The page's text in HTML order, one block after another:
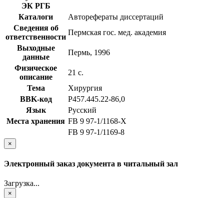
ЭК РГБ
Каталоги
Авторефераты диссертаций
Сведения об
ответственности
Пермская гос. мед. академия
Выходные
данные
Пермь, 1996
Физическое
описание
21 с.
Тема
Хирургия
BBK-код
Р457.445.22-86,0
Язык
Русский
Места хранения FB 9 97-1/1168-X
FB 9 97-1/1169-8
×
Электронный заказ документа в читальный зал
Загрузка...
×